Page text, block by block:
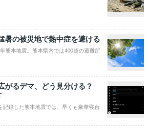
の被災地で熱中症を避ける
熊本地震。熊本県内では400超の避難所
るデマ、どう見分ける？
記録した熊本地震では、早くも豪華寝台